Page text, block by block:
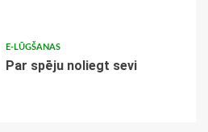
E-LŪGŠANAS
Par spēju noliegt sevi